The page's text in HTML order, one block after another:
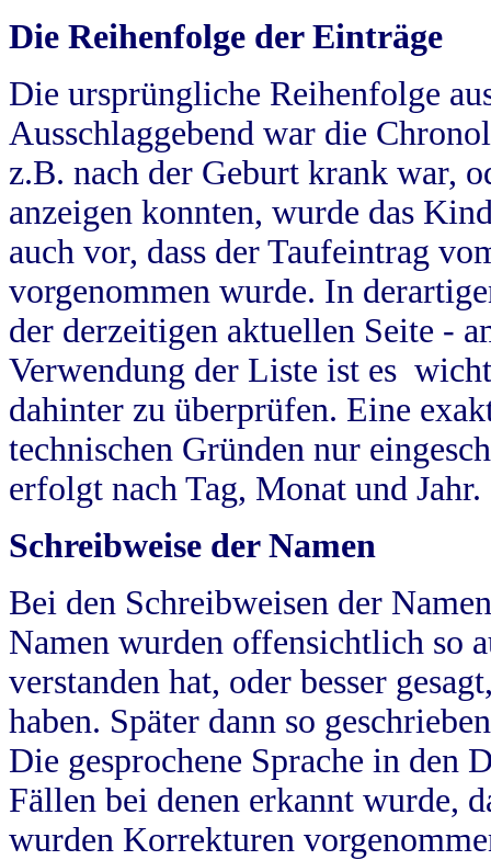
Die Reihenfolge der Einträge
Die ursprüngliche Reihenfolge
Ausschlaggebend war die
z.B. nach der Geburt krank war,
anzeigen konnten, wurde das
auch vor, dass der Taufeintrag
vorgenommen wurde. In
der derzeitigen aktuellen Seite -
Verwendung der Liste ist es
dahinter zu überprüfen. Eine
technischen Gründen nur
erfolgt nach Tag, Monat und Jahr.
Schreibweise der Namen
Bei den Schreibweisen der
Namen wurden offensichtlich so
verstanden hat, oder besser
haben. Später dann so
Die gesprochene Sprache in
Fällen bei denen erkannt wurde,
wurden Korrekturen